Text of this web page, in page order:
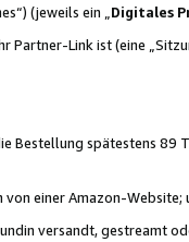
(jeweils ein „ Digitales
Partner-Link ist (eine
spätestens 89
einer Amazon-Website;
versandt, gestreamt